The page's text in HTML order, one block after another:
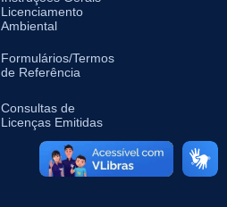
Licenciamento
Ambiental
Formulários/Termos
de Referência
Consultas de
Licenças Emitidas